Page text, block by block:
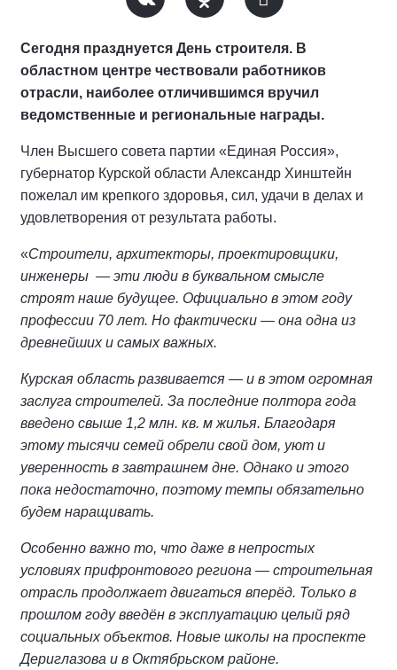
Сегодня празднуется День строителя. В
областном центре чествовали работников
отрасли, наиболее отличившимся вручил
ведомственные и региональные награды.
Член Высшего совета партии «Единая Россия»,
губернатор Курской области Александр Хинштейн
пожелал им крепкого здоровья, сил, удачи в делах и
удовлетворения от результата работы.
«Строители, архитекторы, проектировщики,
инженеры — эти люди в буквальном смысле
строят наше будущее. Официально в этом году
профессии 70 лет. Но фактически — она одна из
древнейших и самых важных.
Курская область развивается — и в этом огромная
заслуга строителей. За последние полтора года
введено свыше 1,2 млн. кв. м жилья. Благодаря
этому тысячи семей обрели свой дом, уют и
уверенность в завтрашнем дне. Однако и этого
пока недостаточно, поэтому темпы обязательно
будем наращивать.
Особенно важно то, что даже в непростых
условиях прифронтового региона — строительная
отрасль продолжает двигаться вперёд. Только в
прошлом году введён в эксплуатацию целый ряд
социальных объектов. Новые школы на проспекте
Дериглазова и в Октябрьском районе.